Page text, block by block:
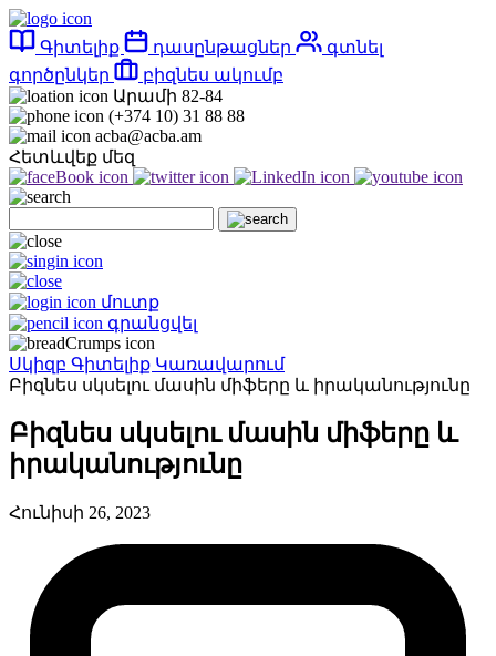
Գիտելիք դասընթացներ
գտնել
գործընկեր
բիզնես ակումբ
Արամի 82-84
(+374 10) 31 88 88
acba@acba.am
Հետևվեք մեզ
մուտք
գրանցվել
Սկիզբ Գիտելիք Կառավարում
Բիզնես սկսելու մասին միֆերը և իրականությունը
Բիզնես սկսելու մասին միֆերը և
իրականությունը
Հունիսի 26, 2023